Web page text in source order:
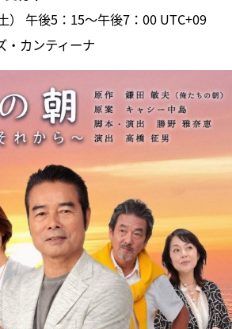
） 午後5：15～午後7：00 UTC+09
・カンティーナ